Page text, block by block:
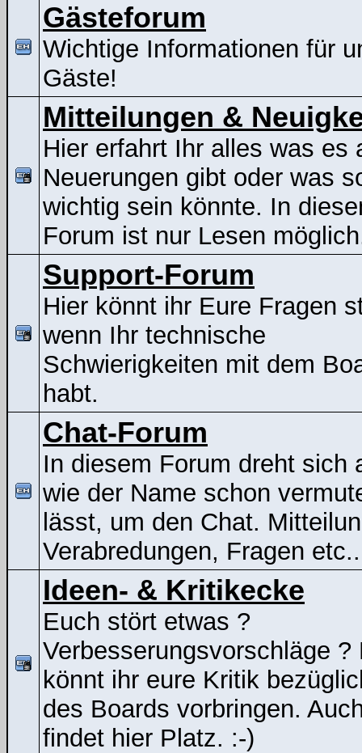
Gästeforum
Wichtige Informationen für
Gäste!
Mitteilungen &
Hier erfahrt Ihr alles was es
Neuerungen gibt oder was
wichtig sein könnte. In
Forum ist nur Lesen
Support-Forum
Hier könnt ihr Eure Fragen
wenn Ihr technische
Schwierigkeiten mit dem
habt.
Chat-Forum
In diesem Forum dreht sich
wie der Name schon
lässt, um den Chat.
Verabredungen, Fragen etc..
Ideen- & Kritikecke
Euch stört etwas ?
Verbesserungsvorschläge ?
könnt ihr eure Kritik
des Boards vorbringen.
findet hier Platz. :-)